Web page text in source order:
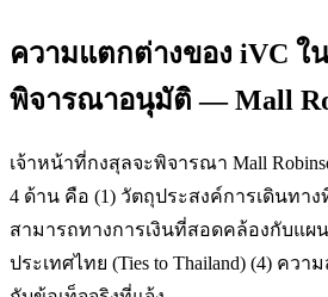
ความแตกต่างของ iVC ใ
พิจารณาอนุมัติ — Mall
เจ้าหน้าที่กงสุลจะพิจารณา Mall
4 ด้าน คือ (1) วัตถุประสงค์การเดินทาง
สามารถทางการเงินที่สอดคล้องกับแผ
ประเทศไทย (Ties to Thailand) (4) คว